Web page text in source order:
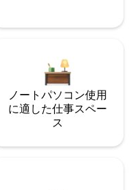
ノートパソコン使用
に適した仕事スペー
ス